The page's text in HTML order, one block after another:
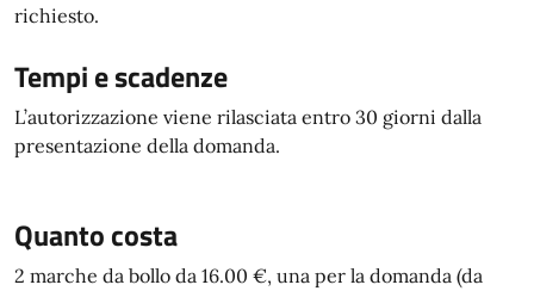
richiesto.
Tempi e scadenze
L’autorizzazione viene rilasciata entro 30 giorni dalla
presentazione della domanda.
Quanto costa
2 marche da bollo da 16.00 €, una per la domanda (da